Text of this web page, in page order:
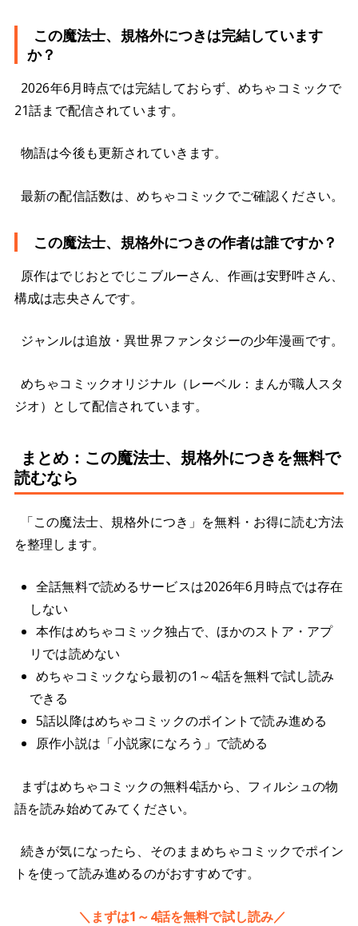
この魔法士、規格外につきは完結しています
か？
2026年6月時点では完結しておらず、めちゃコミックで
21話まで配信されています。
物語は今後も更新されていきます。
最新の配信話数は、めちゃコミックでご確認ください。
この魔法士、規格外につきの作者は誰ですか？
原作はでじおとでじこブルーさん、作画は安野吽さん、
構成は志央さんです。
ジャンルは追放・異世界ファンタジーの少年漫画です。
めちゃコミックオリジナル（レーベル：まんが職人スタ
ジオ）として配信されています。
まとめ：この魔法士、規格外につきを無料で
読むなら
「この魔法士、規格外につき」を無料・お得に読む方法
を整理します。
全話無料で読めるサービスは2026年6月時点では存在
しない
本作はめちゃコミック独占で、ほかのストア・アプ
リでは読めない
めちゃコミックなら最初の1～4話を無料で試し読み
できる
5話以降はめちゃコミックのポイントで読み進める
原作小説は「小説家になろう」で読める
まずはめちゃコミックの無料4話から、フィルシュの物
語を読み始めてみてください。
続きが気になったら、そのままめちゃコミックでポイン
トを使って読み進めるのがおすすめです。
＼まずは1～4話を無料で試し読み／